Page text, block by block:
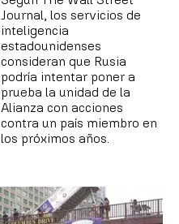
Journal, los servicios de
inteligencia
estadounidenses
consideran que Rusia
podría intentar poner a
prueba la unidad de la
Alianza con acciones
contra un país miembro en
los próximos años.